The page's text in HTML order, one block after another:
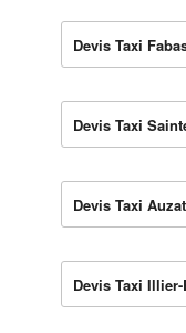
Devis Taxi
Devis Taxi
Devis Taxi Auzat
Devis Taxi